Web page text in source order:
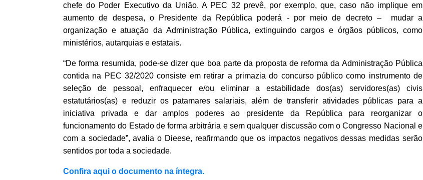
chefe do Poder Executivo da União. A PEC 32 prevê, por exemplo, que, caso não implique em
aumento de despesa, o Presidente da República poderá - por meio de decreto – mudar a
organização e atuação da Administração Pública, extinguindo cargos e órgãos públicos, como
ministérios, autarquias e estatais.
“De forma resumida, pode-se dizer que boa parte da proposta de reforma da Administração Pública
contida na PEC 32/2020 consiste em retirar a primazia do concurso público como instrumento de
seleção de pessoal, enfraquecer e/ou eliminar a estabilidade dos(as) servidores(as) civis
estatutários(as) e reduzir os patamares salariais, além de transferir atividades públicas para a
iniciativa privada e dar amplos poderes ao presidente da República para reorganizar o
funcionamento do Estado de forma arbitrária e sem qualquer discussão com o Congresso Nacional e
com a sociedade”, avalia o Dieese, reafirmando que os impactos negativos dessas medidas serão
sentidos por toda a sociedade.
Confira aqui o documento na íntegra.